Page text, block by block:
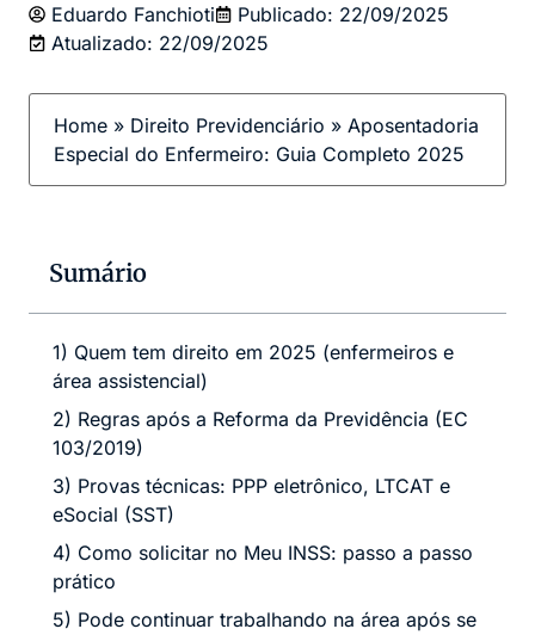
Eduardo Fanchioti Publicado: 22/09/2025
Atualizado: 22/09/2025
Home » Direito Previdenciário » Aposentadoria
Especial do Enfermeiro: Guia Completo 2025
Sumário
1) Quem tem direito em 2025 (enfermeiros e
área assistencial)
2) Regras após a Reforma da Previdência (EC
103/2019)
3) Provas técnicas: PPP eletrônico, LTCAT e
eSocial (SST)
4) Como solicitar no Meu INSS: passo a passo
prático
5) Pode continuar trabalhando na área após se